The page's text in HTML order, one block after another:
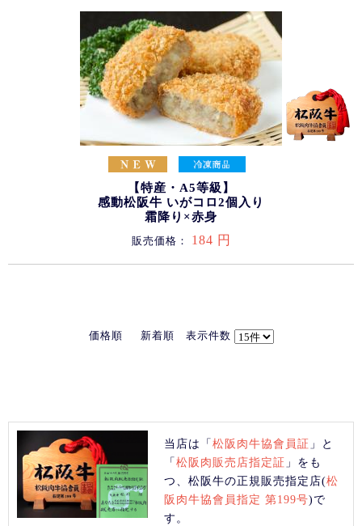
【特産・A5等級】
感動松阪牛 いがコロ2個入り
霜降り×赤身
販売価格： 184 円
価格順 新着順 表示件数
当店は「松阪肉牛協會員証 」と
「松阪肉販売店指定証 」をも
つ、松阪牛の正規販売指定店(松
阪肉牛協會員指定 第199号)で
す。